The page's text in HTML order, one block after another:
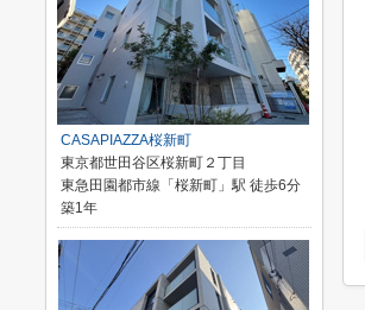
CASAPIAZZA桜新町
東京都世田谷区桜新町２丁目
東急田園都市線「桜新町」駅 徒歩6分
築1年